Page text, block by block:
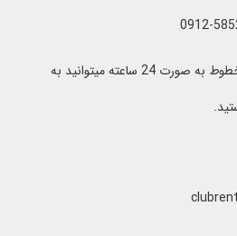
در صورت ایراد یا اشغال خطوط به صورت 24 ساعته میتوانید به